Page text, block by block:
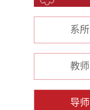
系
教
导